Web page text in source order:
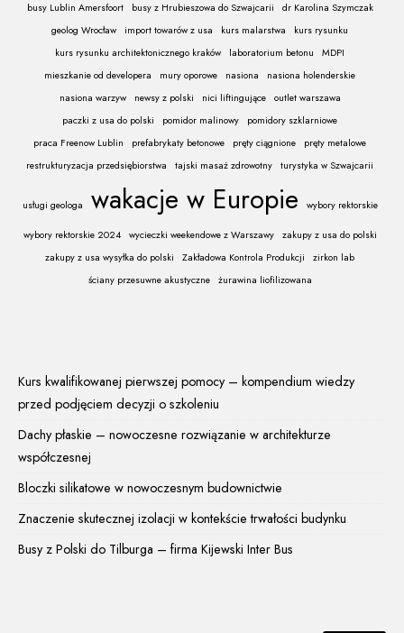
busy Lublin Amersfoort
busy z Hrubieszowa do Szwajcarii
dr Karolina Szymczak
geolog Wrocław
import towarów z usa kurs malarstwa
kurs rysunku
kurs rysunku architektonicznego kraków
laboratorium betonu
MDPI
mieszkanie od developera
mury oporowe nasiona
nasiona holenderskie
nasiona warzyw
newsy z polski nici liftingujące
outlet warszawa
paczki z usa do polski
pomidor malinowy
pomidory szklarniowe
praca Freenow Lublin
prefabrykaty betonowe pręty ciągnione
pręty metalowe
restrukturyzacja przedsiębiorstwa
tajski masaż zdrowotny turystyka w Szwajcarii
usługi geologa wakacje w Europie wybory rektorskie
wybory rektorskie 2024 wycieczki weekendowe z Warszawy
zakupy z usa do polski
zakupy z usa wysyłka do polski
Zakładowa Kontrola Produkcji
zirkon lab
ściany przesuwne akustyczne
żurawina liofilizowana
Kurs kwalifikowanej pierwszej pomocy – kompendium wiedzy
przed podjęciem decyzji o szkoleniu
Dachy płaskie – nowoczesne rozwiązanie w architekturze
współczesnej
Bloczki silikatowe w nowoczesnym budownictwie
Znaczenie skutecznej izolacji w kontekście trwałości budynku
Busy z Polski do Tilburga – firma Kijewski Inter Bus